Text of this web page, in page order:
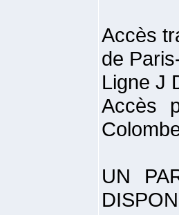
Accès
de
Ligne J
Accès
UN